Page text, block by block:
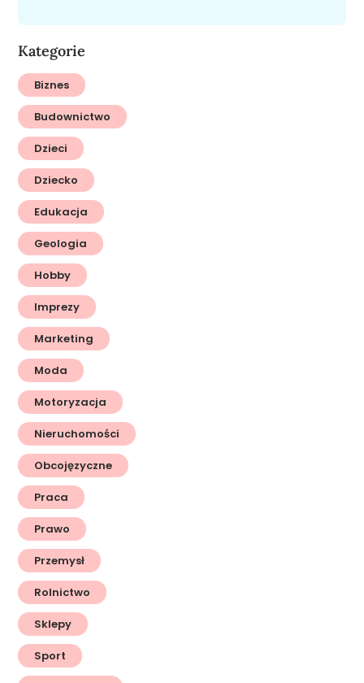
Kategorie
Biznes
Budownictwo
Dzieci
Dziecko
Edukacja
Geologia
Hobby
Imprezy
Marketing
Moda
Motoryzacja
Nieruchomości
Obcojęzyczne
Praca
Prawo
Przemysł
Rolnictwo
Sklepy
Sport